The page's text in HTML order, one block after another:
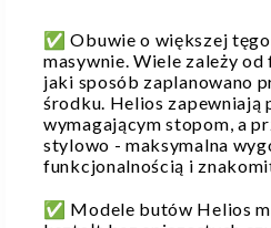
✅ Obuwie o większej
masywnie. Wiele zależy
jaki sposób zaplanowano
środku. Helios zapewniają
wymagającym stopom, a
stylowo - maksymalna
funkcjonalnością i
✅ Modele butów Helios